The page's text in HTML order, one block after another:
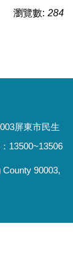
瀏覽數: 284
屏東市民生
13500~13506
90003,